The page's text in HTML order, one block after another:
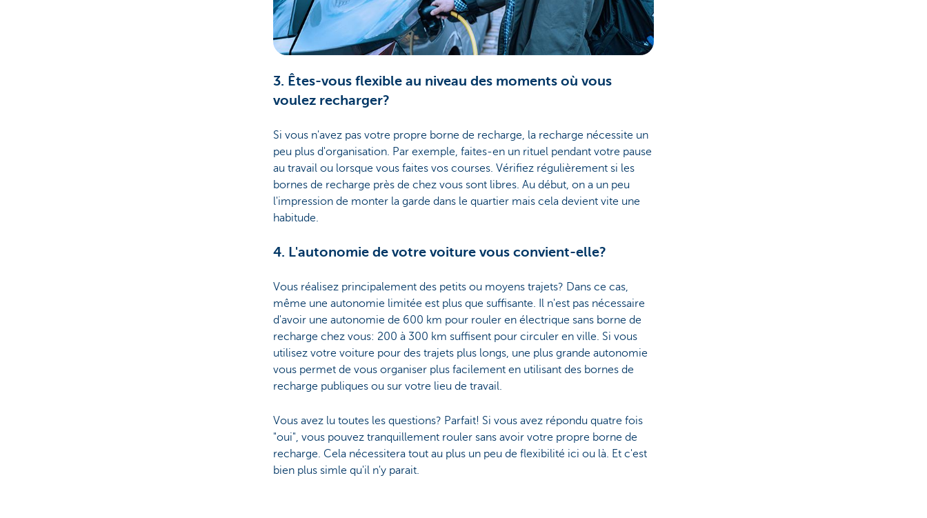
3. Êtes-vous flexible au niveau des moments où vous
voulez recharger?
Si vous n'avez pas votre propre borne de recharge, la recharge nécessite un
peu plus d'organisation. Par exemple, faites-en un rituel pendant votre pause
au travail ou lorsque vous faites vos courses. Vérifiez régulièrement si les
bornes de recharge près de chez vous sont libres. Au début, on a un peu
l'impression de monter la garde dans le quartier mais cela devient vite une
habitude.
4. L'autonomie de votre voiture vous convient-elle?
Vous réalisez principalement des petits ou moyens trajets? Dans ce cas,
même une autonomie limitée est plus que suffisante. Il n'est pas nécessaire
d'avoir une autonomie de 600 km pour rouler en électrique sans borne de
recharge chez vous: 200 à 300 km suffisent pour circuler en ville. Si vous
utilisez votre voiture pour des trajets plus longs, une plus grande autonomie
vous permet de vous organiser plus facilement en utilisant des bornes de
recharge publiques ou sur votre lieu de travail.
Vous avez lu toutes les questions? Parfait! Si vous avez répondu quatre fois
"oui", vous pouvez tranquillement rouler sans avoir votre propre borne de
recharge. Cela nécessitera tout au plus un peu de flexibilité ici ou là. Et c'est
bien plus simle qu'il n'y parait.